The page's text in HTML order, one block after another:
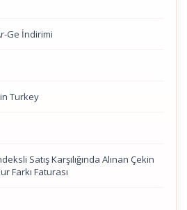
Ge İndirimi
Turkey
Satış Karşılığında Alınan Çekin
Farkı Faturası